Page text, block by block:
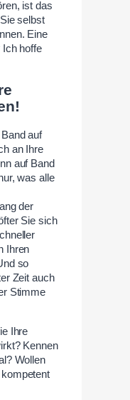
ist das
selbst
Eine
hoffe
auf
an Ihre
auf Band
was alle
der
Sie sich
Ihren
so
Zeit auch
Stimme
Ihre
Kennen
Wollen